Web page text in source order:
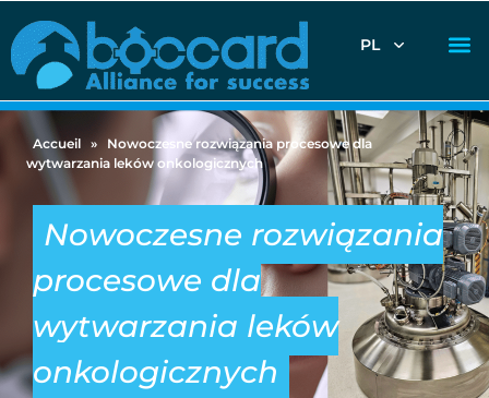
PL
Accueil »
Nowoczesne rozwiązania procesowe dla
wytwarzania leków onkologicznych
Nowoczesne rozwiązania
procesowe dla
wytwarzania leków
onkologicznych